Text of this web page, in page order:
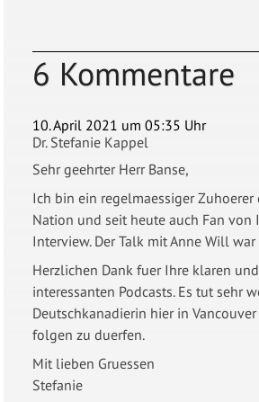
6 Kommentare
10. April 2021 um 05:35 Uhr
Dr. Stefanie Kappel
Sehr geehrter Herr Banse,
Ich bin ein regelmaessiger Zuhoerer
Nation und seit heute auch Fan von
Interview. Der Talk mit Anne Will
Herzlichen Dank fuer Ihre klaren
interessanten Podcasts. Es tut sehr
Deutschkanadierin hier in
folgen zu duerfen.
Mit lieben Gruessen
Stefanie